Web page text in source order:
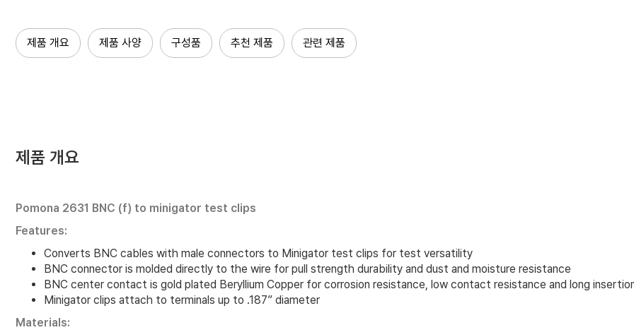
제품 개요 제품 사양 구성품 추천 제품 관련 제품
제품 개요
Pomona 2631 BNC (f) to minigator test clips
Features:
Converts BNC cables with male connectors to Minigator test clips for test versatility
BNC connector is molded directly to the wire for pull strength durability and dust and moisture resistance
BNC center contact is gold plated Beryllium Copper for corrosion resistance, low contact resistance and long
Minigator clips attach to terminals up to .187” diameter
Materials: